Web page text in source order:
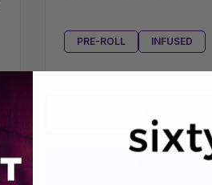
PRE-ROLL INFUSED